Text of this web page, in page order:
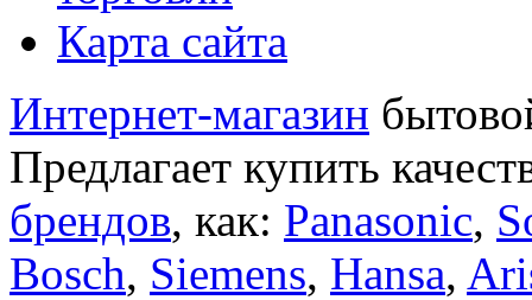
Карта сайта
Интернет-магазин
Предлагает купить
брендов, как: Panasonic,
Bosch, Siemens, Hansa,